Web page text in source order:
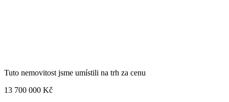
Tuto nemovitost jsme umístili na trh za cenu
13 700 000 Kč